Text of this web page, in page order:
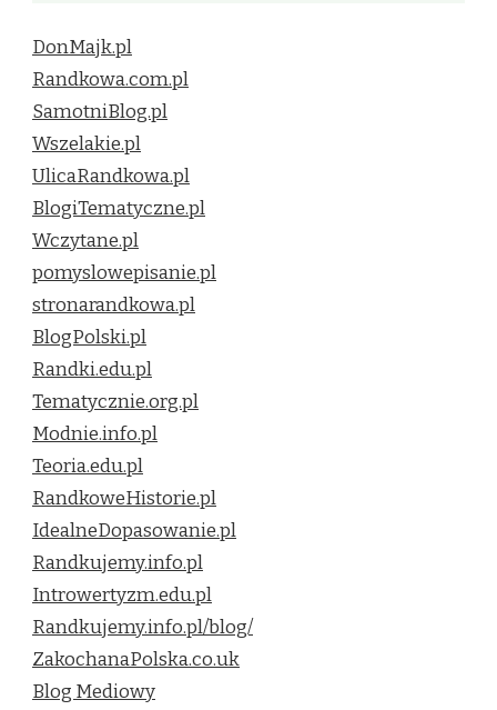
DonMajk.pl
Randkowa.com.pl
SamotniBlog.pl
Wszelakie.pl
UlicaRandkowa.pl
BlogiTematyczne.pl
Wczytane.pl
pomyslowepisanie.pl
stronarandkowa.pl
BlogPolski.pl
Randki.edu.pl
Tematycznie.org.pl
Modnie.info.pl
Teoria.edu.pl
RandkoweHistorie.pl
IdealneDopasowanie.pl
Randkujemy.info.pl
Introwertyzm.edu.pl
Randkujemy.info.pl/blog/
ZakochanaPolska.co.uk
Blog Mediowy